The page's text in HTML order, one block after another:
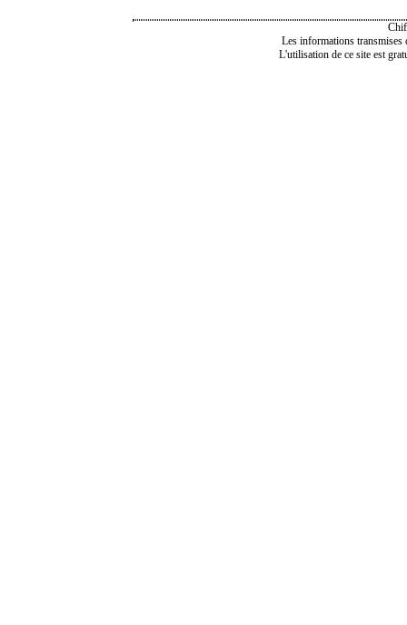
Les informations transmises
L'utilisation de ce site est